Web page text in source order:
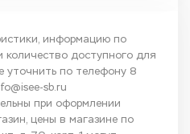
информацию по
количество доступного для
уточнить по телефону 8
sb.ru
при оформлении
цены в магазине по